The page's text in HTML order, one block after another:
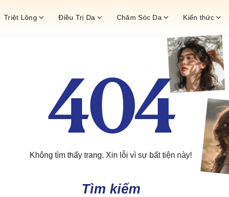
Triệt Lông Điều Trị Da Chăm Sóc Da Kiến thức
404
Không tìm thấy trang. Xin lỗi vì sự bất tiện này!
Tìm kiếm